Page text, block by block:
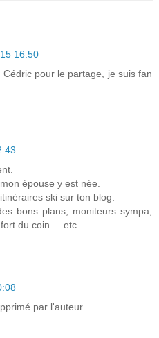
16:50
pour le partage, je suis fan
épouse y est née.
ski sur ton blog.
bons plans, moniteurs sympa,
du coin ... etc
par l'auteur.